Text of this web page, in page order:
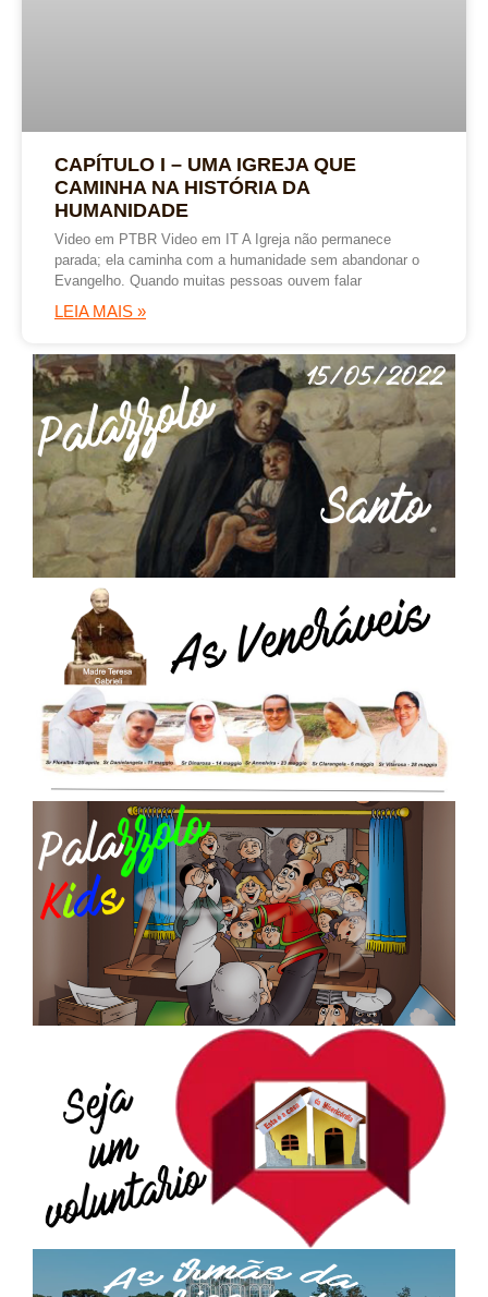
CAPÍTULO I – UMA IGREJA QUE
CAMINHA NA HISTÓRIA DA
HUMANIDADE
Video em PTBR Video em IT A Igreja não permanece
parada; ela caminha com a humanidade sem abandonar o
Evangelho. Quando muitas pessoas ouvem falar
LEIA MAIS »